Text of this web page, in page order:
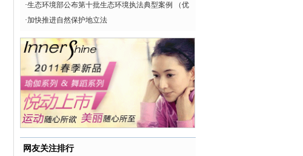
·生态环境部公布第十批生态环境执法典型案例 （优
化执法方式领域
·加快推进自然保护地立法
网友关注排行